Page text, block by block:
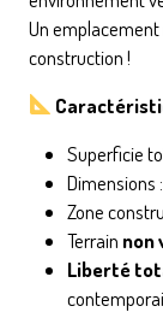
Un
construction !
Superficie
Dimensions :
Zone
Terrain non
Liberté